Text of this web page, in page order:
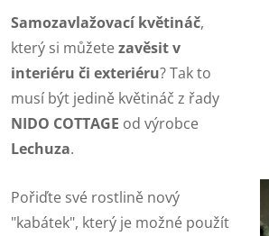
Samozavlažovací květináč,
který si můžetezavěsit v
interiéru či exteriéru? Tak to
musí být jedině květináč z řady
NIDO COTTAGE od výrobce
Lechuza.
Pořiďte své rostlině nový
"kabátek", který je možné použít